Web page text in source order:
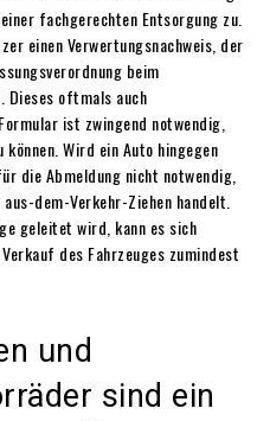
fachgerechten Entsorgung zu.
einen Verwertungsnachweis, der
beim
Dieses oftmals auch
ist zwingend notwendig,
Wird ein Auto hingegen
die Abmeldung nicht notwendig,
dem-Verkehr-Ziehen handelt.
geleitet wird, kann es sich
des Fahrzeuges zumindest
und
sind ein